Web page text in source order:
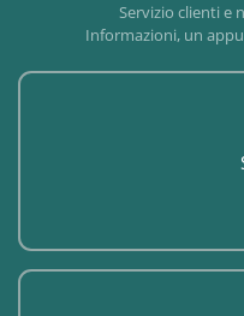
Servizio clienti e
Informazioni, un